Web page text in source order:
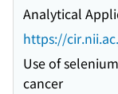
Analytical
https://
Use of
cancer